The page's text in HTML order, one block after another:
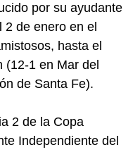
por su ayudante
de enero en el
hasta el
(12-1 en Mar del
de Santa Fe).
2 de la Copa
Independiente del